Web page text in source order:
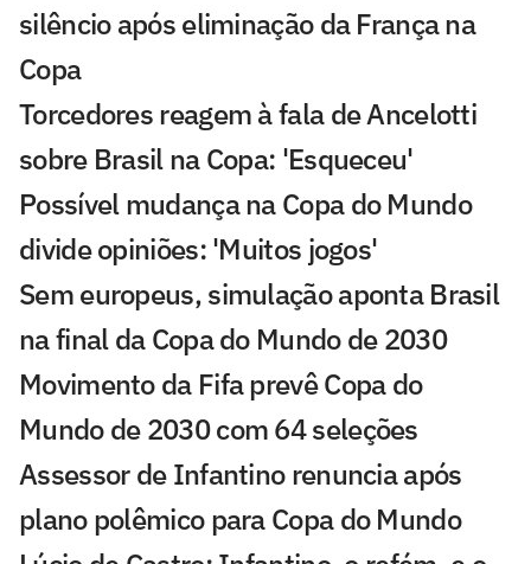
silêncio após eliminação da França na
Copa
Torcedores reagem à fala de Ancelotti
sobre Brasil na Copa: 'Esqueceu'
Possível mudança na Copa do Mundo
divide opiniões: 'Muitos jogos'
Sem europeus, simulação aponta Brasil
na final da Copa do Mundo de 2030
Movimento da Fifa prevê Copa do
Mundo de 2030 com 64 seleções
Assessor de Infantino renuncia após
plano polêmico para Copa do Mundo